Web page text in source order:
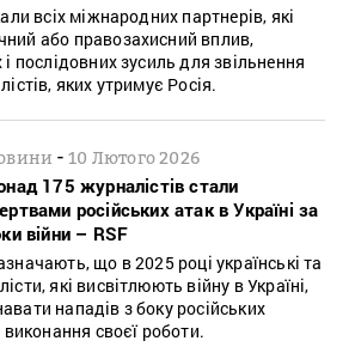
всіх міжнародних партнерів, які
або правозахисний вплив,
послідовних зусиль для звільнення
яких утримує Росія.
-10 Лютого 2026
175 журналістів стали
російських атак в Україні за
війни – RSF
що в 2025 році українські та
які висвітлюють війну в Україні,
нападів з боку російських
виконання своєї роботи.